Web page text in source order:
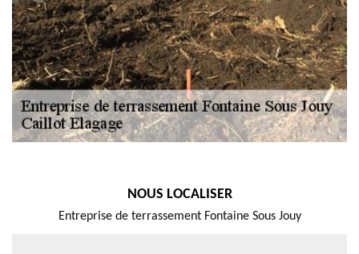
NOUS LOCALISER
Entreprise de terrassement Fontaine Sous Jouy